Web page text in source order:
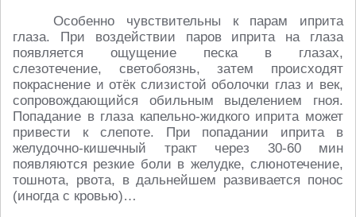
Особенно чувствительны к парам иприта
глаза. При воздействии паров иприта на глаза
появляется ощущение песка в глазах,
слезотечение, светобоязнь, затем происходят
покраснение и отёк слизистой оболочки глаз и век,
сопровождающийся обильным выделением гноя.
Попадание в глаза капельно-жидкого иприта может
привести к слепоте. При попадании иприта в
желудочно-кишечный тракт через 30-60 мин
появляются резкие боли в желудке, слюнотечение,
тошнота, рвота, в дальнейшем развивается понос
(иногда с кровью)…